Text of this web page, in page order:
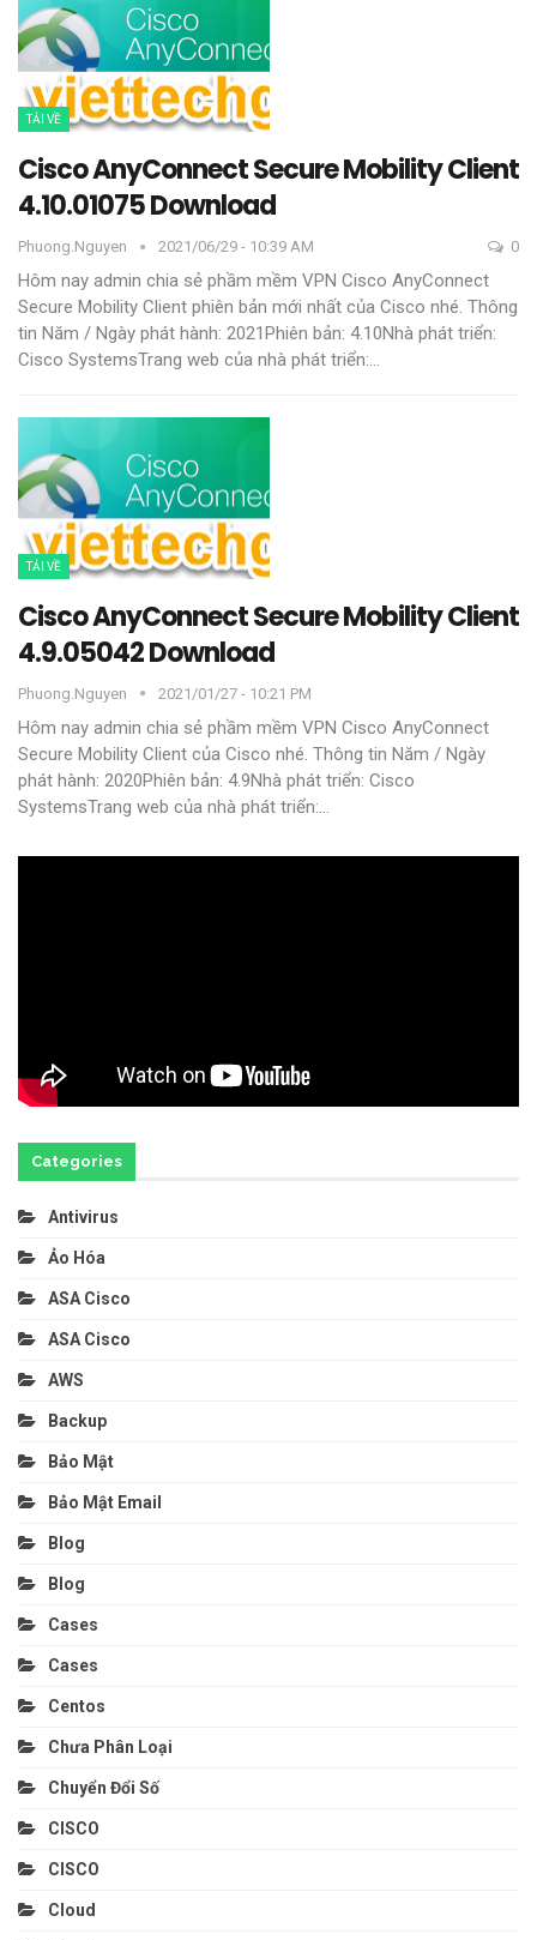
TẢI VỀ
Cisco AnyConnect Secure Mobility Client
4.10.01075 Download
Phuong.nguyen 2021/06/29 - 10:39 AM 0
Hôm nay admin chia sẻ phầm mềm VPN Cisco AnyConnect
Secure Mobility Client phiên bản mới nhất của Cisco nhé. Thông
tin Năm / Ngày phát hành: 2021Phiên bản: 4.10Nhà phát triển:
Cisco SystemsTrang web của nhà phát triển:…
TẢI VỀ
Cisco AnyConnect Secure Mobility Client
4.9.05042 Download
Phuong.nguyen 2021/01/27 - 10:21 PM
Hôm nay admin chia sẻ phầm mềm VPN Cisco AnyConnect
Secure Mobility Client của Cisco nhé. Thông tin Năm / Ngày
phát hành: 2020Phiên bản: 4.9Nhà phát triển: Cisco
SystemsTrang web của nhà phát triển:
Categories
Antivirus
Ảo Hóa
ASA Cisco
ASA Cisco
AWS
Backup
Bảo Mật
Bảo Mật Email
Blog
Blog
Cases
Cases
Centos
Chưa Phân Loại
Chuyển Đổi Số
CISCO
CISCO
Cloud